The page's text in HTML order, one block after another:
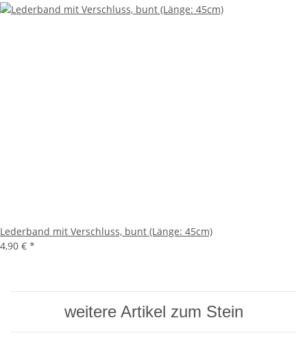
Lederband mit Verschluss, bunt (Länge: 45cm)
4,90 € *
weitere Artikel zum Stein